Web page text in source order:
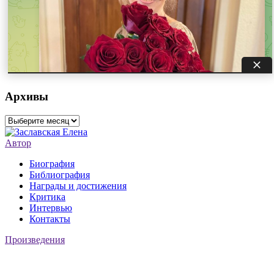
Архивы
Архивы
Автор
Биография
Библиография
Награды и достижения
Критика
Интервью
Контакты
Произведения